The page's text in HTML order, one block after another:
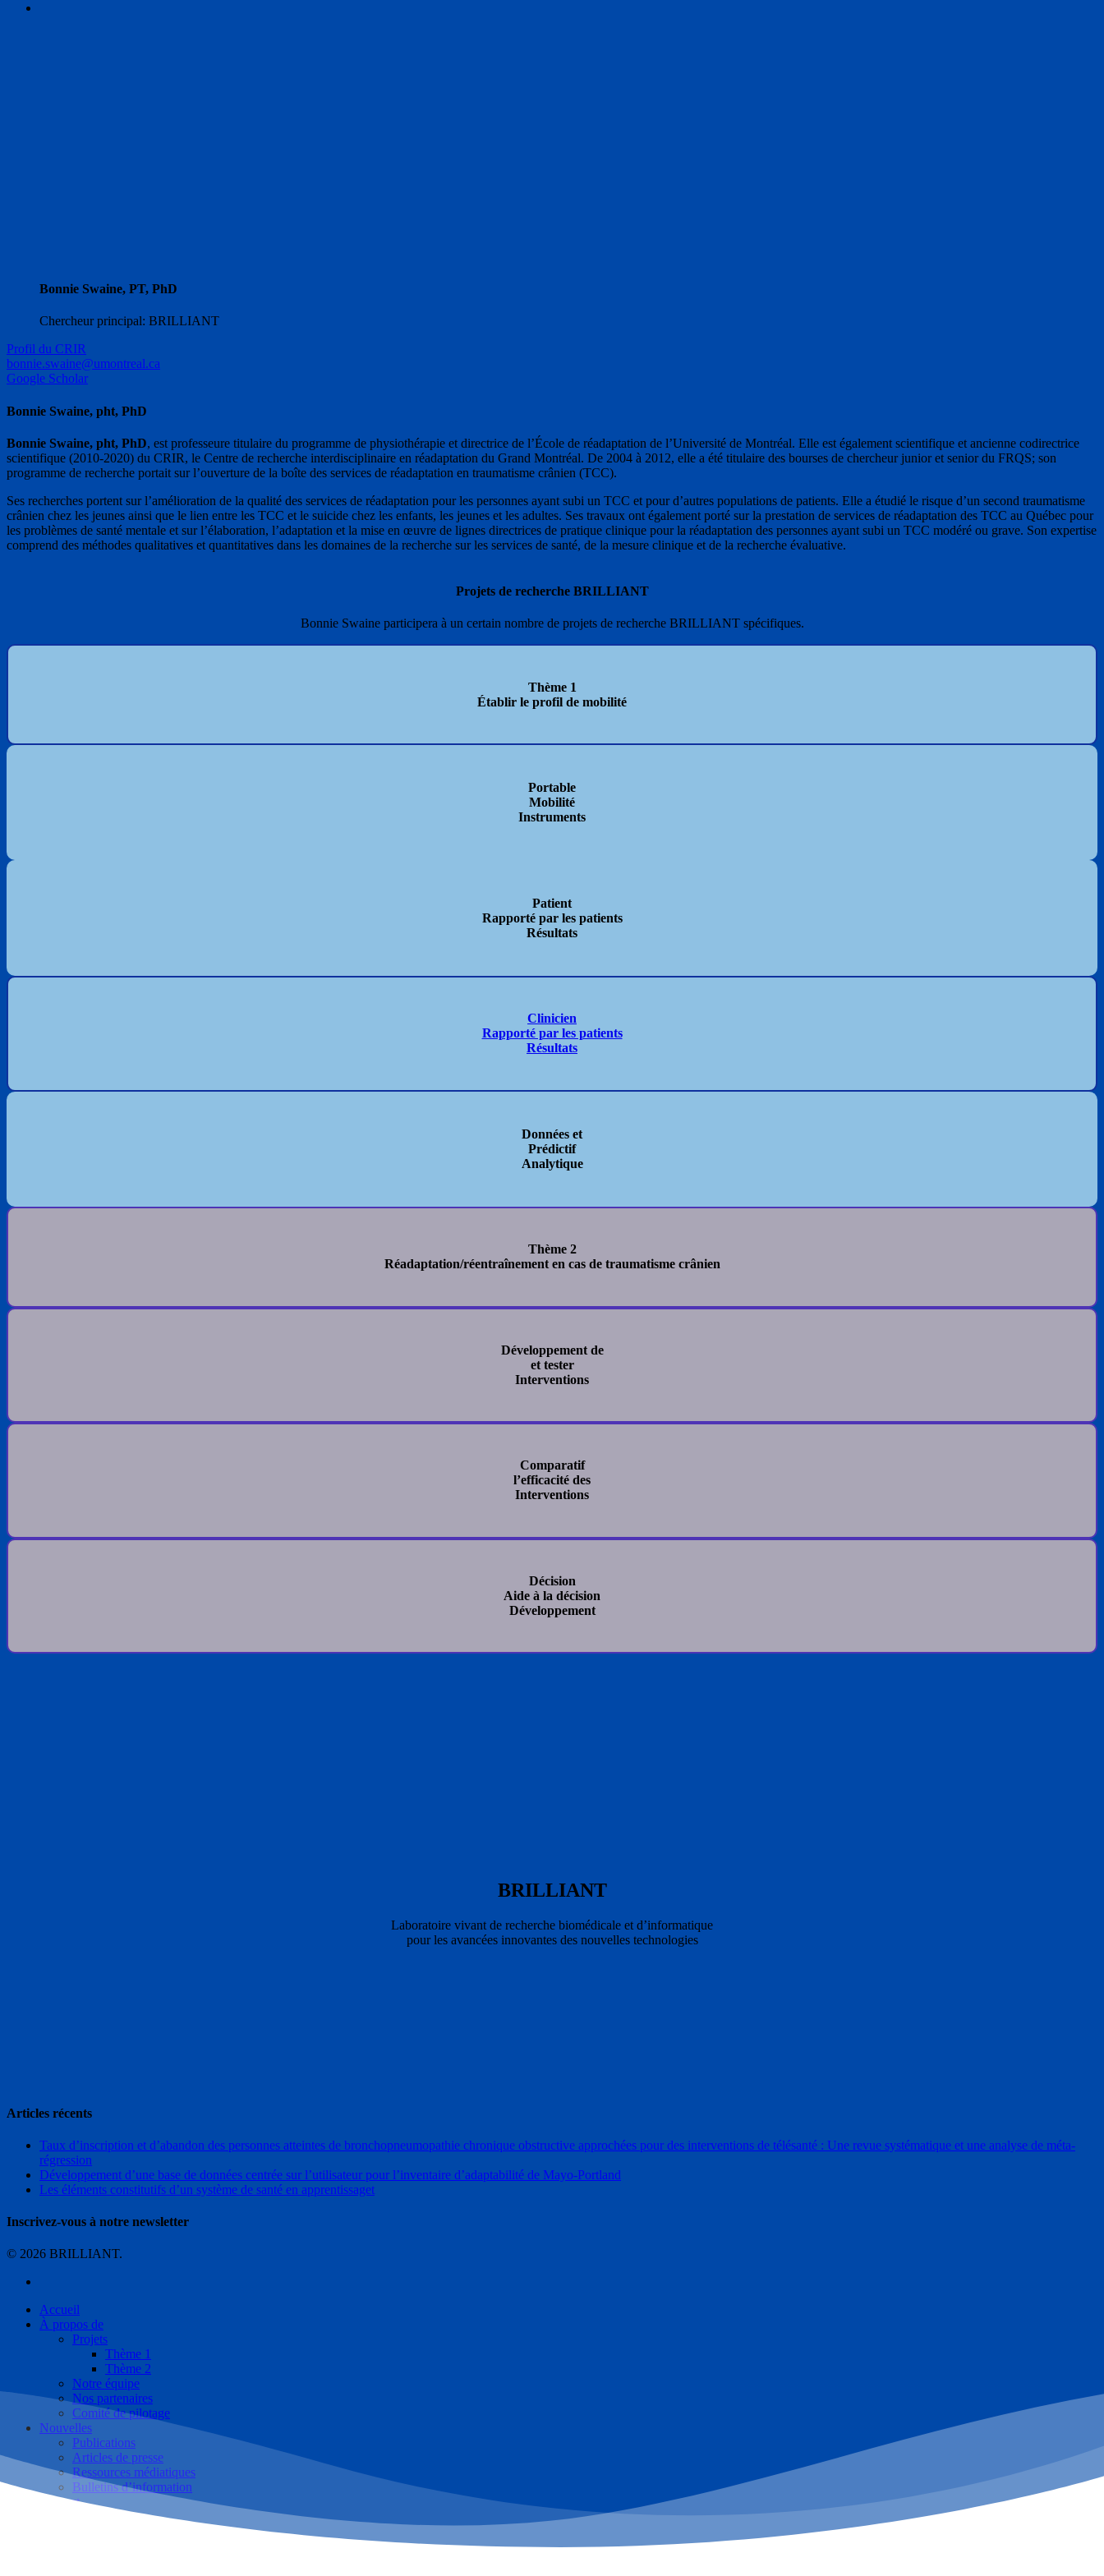
Bonnie Swaine, PT, PhD
Chercheur principal: BRILLIANT
Profil du CRIR
bonnie.swaine@umontreal.ca
Google Scholar
Bonnie Swaine, pht, PhD
Bonnie Swaine, pht, PhD, est professeure titulaire du programme de physiothérapie et directrice de l’École de réadaptation de l’Université de Montréal. Elle est également scientifique et ancienne codirectrice
scientifique (2010-2020) du CRIR, le Centre de recherche interdisciplinaire en réadaptation du Grand Montréal. De 2004 à 2012, elle a été titulaire des bourses de chercheur junior et senior du FRQS; son
programme de recherche portait sur l’ouverture de la boîte des services de réadaptation en traumatisme crânien (TCC).
Ses recherches portent sur l’amélioration de la qualité des services de réadaptation pour les personnes ayant subi un TCC et pour d’autres populations de patients. Elle a étudié le risque d’un second traumatisme
crânien chez les jeunes ainsi que le lien entre les TCC et le suicide chez les enfants, les jeunes et les adultes. Ses travaux ont également porté sur la prestation de services de réadaptation des TCC au Québec pour
les problèmes de santé mentale et sur l’élaboration, l’adaptation et la mise en œuvre de lignes directrices de pratique clinique pour la réadaptation des personnes ayant subi un TCC modéré ou grave. Son expertise
comprend des méthodes qualitatives et quantitatives dans les domaines de la recherche sur les services de santé, de la mesure clinique et de la recherche évaluative.
Projets de recherche BRILLIANT
Bonnie Swaine participera à un certain nombre de projets de recherche BRILLIANT spécifiques.
Thème 1
Établir le profil de mobilité
Portable
Mobilité
Instruments
Patient
Rapporté par les patients
Résultats
Clinicien
Rapporté par les patients
Résultats
Données et
Prédictif
Analytique
Thème 2
Réadaptation/réentraînement en cas de traumatisme crânien
Développement de
et tester
Interventions
Comparatif
l’efficacité des
Interventions
Décision
Aide à la décision
Développement
BRILLIANT
Laboratoire vivant de recherche biomédicale et d’informatique
pour les avancées innovantes des nouvelles technologies
Articles récents
Taux d’inscription et d’abandon des personnes atteintes de bronchopneumopathie chronique obstructive approchées pour des interventions de télésanté : Une revue systématique et une analyse de méta-
régression
Développement d’une base de données centrée sur l’utilisateur pour l’inventaire d’adaptabilité de Mayo-Portland
Les éléments constitutifs d’un système de santé en apprentissaget
Inscrivez-vous à notre newsletter
© 2026 BRILLIANT.
Close
Menu
Accueil
À propos de
Projets
Thème 1
Thème 2
Notre équipe
Nos partenaires
Comité de pilotage
Nouvelles
Publications
Articles de presse
Ressources médiatiques
Bulletins d’information
Contact